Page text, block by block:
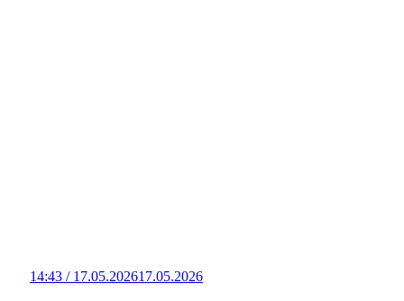
14:43 / 17.05.202617.05.2026